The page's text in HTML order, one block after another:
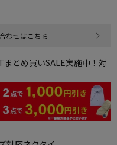
わせはこちら
とめ買いSALE実施中！対